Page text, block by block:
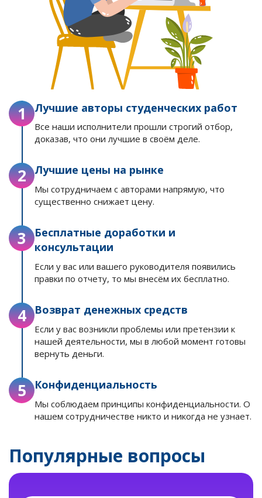
1 Лучшие авторы студенческих работ
Все наши исполнители прошли строгий отбор,
доказав, что они лучшие в своём деле.
2 Лучшие цены на рынке
Мы сотрудничаем с авторами напрямую, что
существенно снижает цену.
3
Бесплатные доработки и
консультации
Если у вас или вашего руководителя появились
правки по отчету, то мы внесём их бесплатно.
4 Возврат денежных средств
Если у вас возникли проблемы или претензии к
нашей деятельности, мы в любой момент готовы
вернуть деньги.
5 Конфиденциальность
Мы соблюдаем принципы конфиденциальности. О
нашем сотрудничестве никто и никогда не узнает.
Популярные вопросы